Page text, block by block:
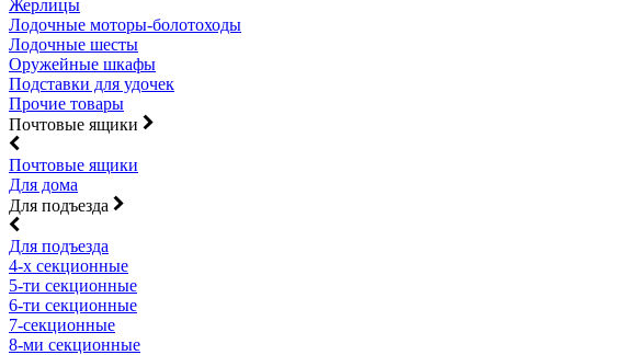
Жерлицы
Лодочные моторы-болотоходы
Лодочные шесты
Оружейные шкафы
Подставки для удочек
Прочие товары
Почтовые ящики
Почтовые ящики
Для дома
Для подъезда
Для подъезда
4-х секционные
5-ти секционные
6-ти секционные
7-секционные
8-ми секционные